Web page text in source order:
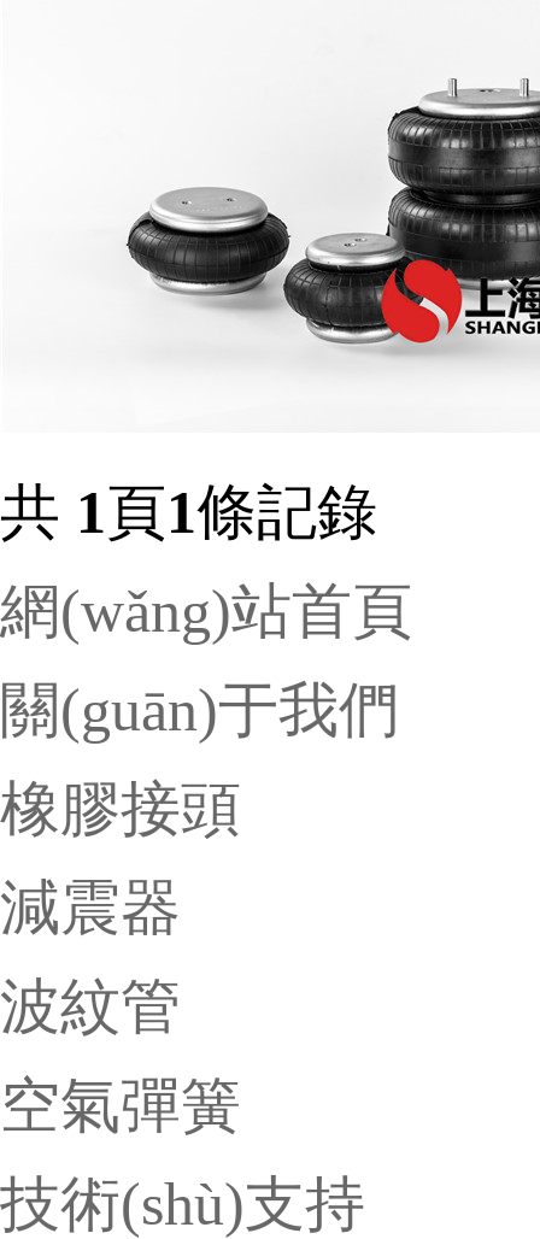
共 1頁1條記錄
網(wǎng)站首頁
關(guān)于我們
橡膠接頭
減震器
波紋管
空氣彈簧
技術(shù)支持